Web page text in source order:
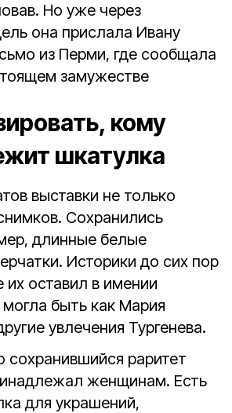
Но уже через
она прислала Ивану
из Перми, где сообщала
замужестве
кому
шкатулка
выставки не только
Сохранились
длинные белые
Историки до сих пор
их оставил в имении
могла быть как Мария
увлечения Тургенева.
сохранившийся раритет
женщинам. Есть
для украшений,